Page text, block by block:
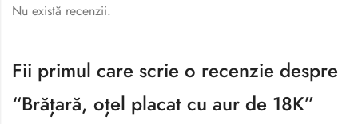
Nu există recenzii.
Fii primul care scrie o recenzie despre
“Brățară, oțel placat cu aur de 18K”